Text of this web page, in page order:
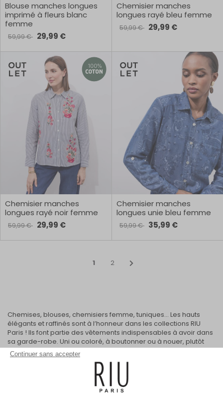
Blouse manches longues
imprimé à fleurs blanc
femme
59,99 € 29,99 €
Chemisier manches
longues rayé bleu femme
59,99 € 29,99 €
Chemisier manches
longues rayé noir femme
59,99 € 29,99 €
Chemisier manches
longues unie bleu femme
59,99 € 35,99 €
1 2
Chemises, blouses, chemisiers femme, tuniques… Les hauts
élégants et raffinés sont à l’honneur dans les collections RIU
Paris ! Ils font partie des vêtements indispensables à avoir dans
sa garde-robe. Uni ou coloré, à boutonner ou à nouer, plutôt
beige ou vert… Trouvez le modèle de chemises pour femme, de
blouses et tuniques qui vous convient et qui s’accorde
parfaitement avec le reste de votre dressing. Préparez-vous
vous risquez de succomber à nos nombreuses chemises
imprimées ou avec une couleur coup de cœur.
AFFICHER PLUS
Continuer sans accepter